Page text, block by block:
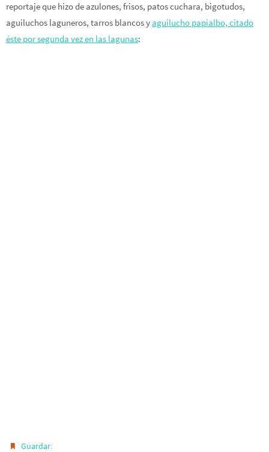
reportaje que hizo de azulones, frisos, patos cuchara, bigotudos,
aguiluchos laguneros, tarros blancos y aguilucho papialbo, citado
éste por segunda vez en las lagunas:
Guardar.